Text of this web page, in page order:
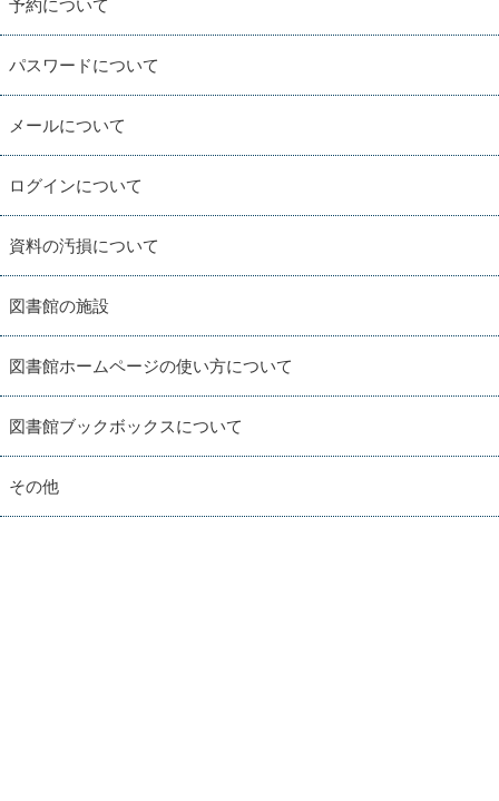
予約について
パスワードについて
メールについて
ログインについて
資料の汚損について
図書館の施設
図書館ホームページの使い方について
図書館ブックボックスについて
その他